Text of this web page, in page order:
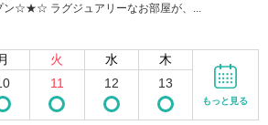
ン☆★☆ ラグジュアリーなお部屋が、...
月 火 水 木
11 12 13
もっと見る